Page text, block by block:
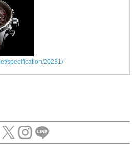
specification/20231/